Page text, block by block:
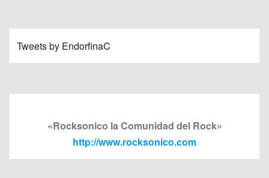
Tweets by EndorfinaC
«Rocksonico la Comunidad del Rock»
http://www.rocksonico.com